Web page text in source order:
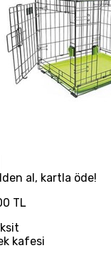
al, kartla öde!
TL
kafesi